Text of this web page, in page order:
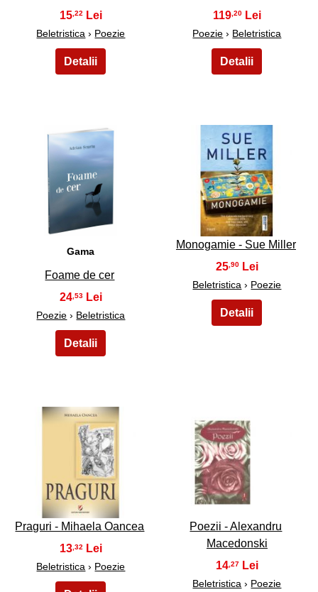
15,22
Beletristica › Poezie
119,20
Poezie › Beletristica
5
Gama
Foame de cer
24 ,53
Poezie › Beletristica
6
Monogamie - Sue Miller
25,90
Beletristica › Poezie
7
Praguri - Mihaela Oancea
13 ,32
Beletristica › Poezie
8
Poezii - Alexandru
Macedonski
14 ,27
Beletristica › Poezie